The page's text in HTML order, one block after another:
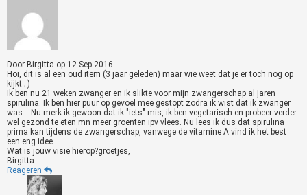
Door Birgitta op 12 Sep 2016
Hoi, dit is al een oud item (3 jaar geleden) maar wie weet dat je er toch nog op
kijkt ;-)
Ik ben nu 21 weken zwanger en ik slikte voor mijn zwangerschap al jaren
spirulina. Ik ben hier puur op gevoel mee gestopt zodra ik wist dat ik zwanger
was… Nu merk ik gewoon dat ik "iets" mis, ik ben vegetarisch en probeer verder
wel gezond te eten mn meer groenten ipv vlees. Nu lees ik dus dat spirulina
prima kan tijdens de zwangerschap, vanwege de vitamine A vind ik het best
een eng idee.
Wat is jouw visie hierop?groetjes,
Birgitta
Reageren